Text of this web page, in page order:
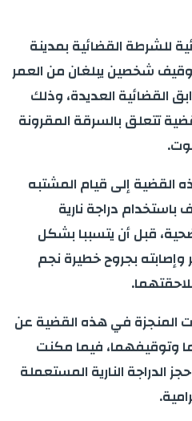
للشرطة القضائية بمدينة
شخصين يبلغان من العمر
القضائية العديدة، وذلك
تتعلق بالسرقة المقرونة
القضية إلى قيام المشتبه
دراجة نارية
قبل أن يتسببا بشكل
بجروح خطيرة نجم
المنجزة في هذه القضية عن
وتوقيفهما، فيما مكنت
الدراجة النارية المستعملة